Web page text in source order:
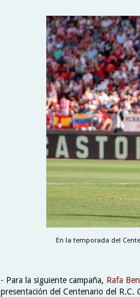
En la temporada del
- Para la siguiente campaña, Rafa
presentación del Centenario del R.C.